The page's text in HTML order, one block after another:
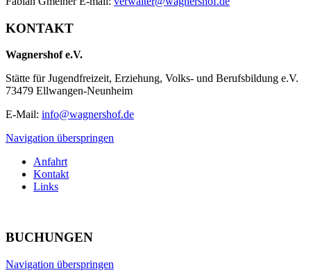
KONTAKT
Wagnershof e.V.
Stätte für Jugendfreizeit, Erziehung, Volks- und Berufsbildung e.V.
73479 Ellwangen-Neunheim
E-Mail: info@wagnershof.de
Navigation überspringen
Anfahrt
Kontakt
Links
BUCHUNGEN
Navigation überspringen